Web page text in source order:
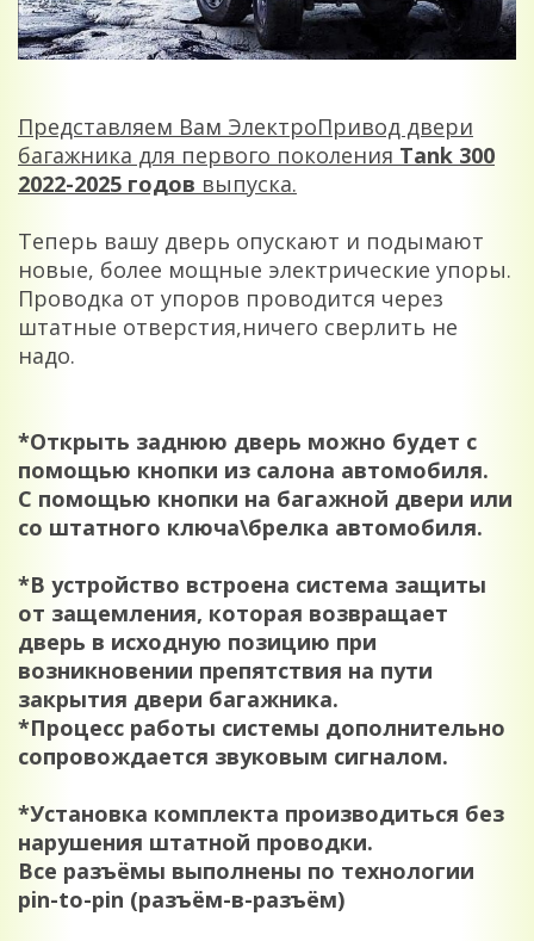
Представляем Вам ЭлектроПривод двери
багажника для первого поколения Tank 300
2022-2025 годов выпуска.
Теперь вашу дверь опускают и подымают
новые, более мощные электрические упоры.
Проводка от упоров проводится через
штатные отверстия,ничего сверлить не
надо.
*Открыть заднюю дверь можно будет с
помощью кнопки из салона автомобиля.
С помощью кнопки на багажной двери или
со штатного ключа\брелка автомобиля.
*В устройство встроена система защиты
от защемления, которая возвращает
дверь в исходную позицию при
возникновении препятствия на пути
закрытия двери багажника.
*Процесс работы системы дополнительно
сопровождается звуковым сигналом.
*Установка комплекта производиться без
нарушения штатной проводки.
Все разъёмы выполнены по технологии
pin-to-pin (разъём-в-разъём)